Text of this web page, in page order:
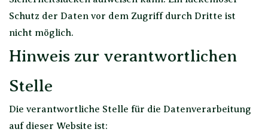
Schutz der Daten vor dem Zugriff durch Dritte ist
nicht möglich.
Hinweis zur verantwortlichen
Stelle
Die verantwortliche Stelle für die Datenverarbeitung
auf dieser Website ist: